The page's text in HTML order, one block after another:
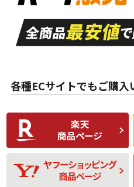
A
走行距離も少なく、
目立つ傷もほとんど
ない中古品
な中古品
C
比較的きれいな中古
品
D
使用感や目立つ傷が
あり、一般的な中古
品
各種ECサイトでもご購入